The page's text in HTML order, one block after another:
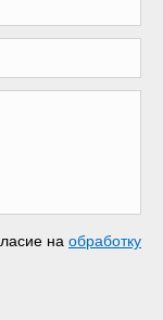
на обработку